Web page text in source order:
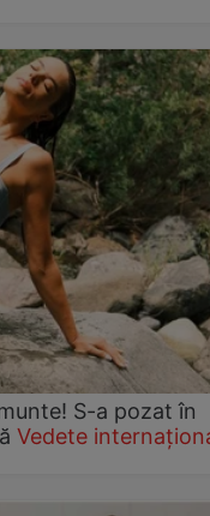
S-a pozat în
Vedete